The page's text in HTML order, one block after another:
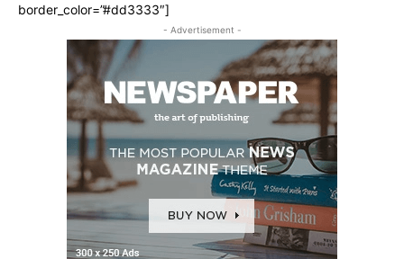
border_color=”#dd3333″]
- Advertisement -